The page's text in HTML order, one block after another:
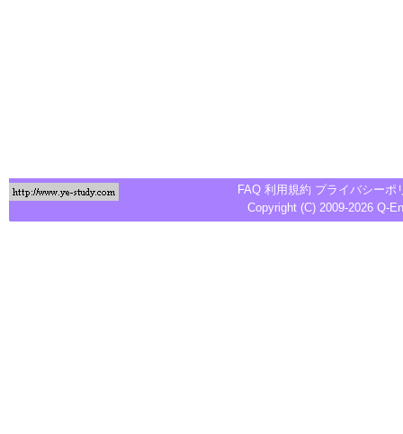
FAQ 利用規約 プライバシーポ
Copyright (C) 2009-2026 Q-